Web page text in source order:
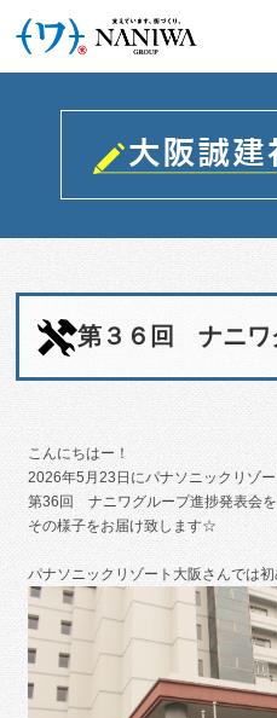
第３６回 ナニワ
こんにちはー！
2026年5月23日にパナソニックリゾ
第36回 ナニワグループ進捗発表会
その様子をお届け致します☆
パナソニックリゾート大阪さんでは